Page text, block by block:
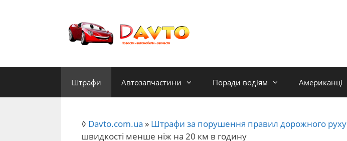
Штрафи Автозапчастини Поради водіям Американці
◊ Davto.com.ua » Штрафи за порушення правил дорожного руху
швидкості менше ніж на 20 км в годину